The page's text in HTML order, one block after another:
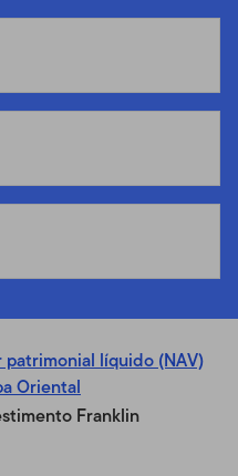
líquido (NAV)
Oriental
Franklin